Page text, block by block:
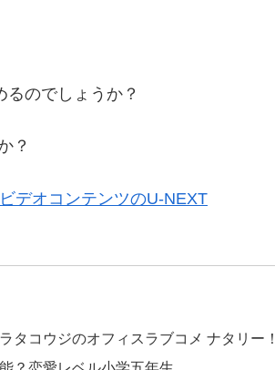
のでしょうか？
？
デオコンテンツのU-NEXT
タコウジのオフィスラブコメ ナタリー！